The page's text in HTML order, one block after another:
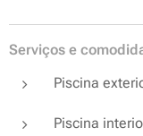
Serviços e
Piscina
Piscina